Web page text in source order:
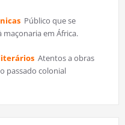
Público que se
maçonaria em África.
Atentos a obras
passado colonial